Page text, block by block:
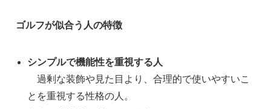
ゴルフが似合う人の特徴
シンプルで機能性を重視する人
過剰な装飾や見た目より、合理的で使いやすいこ
とを重視する性格の人。